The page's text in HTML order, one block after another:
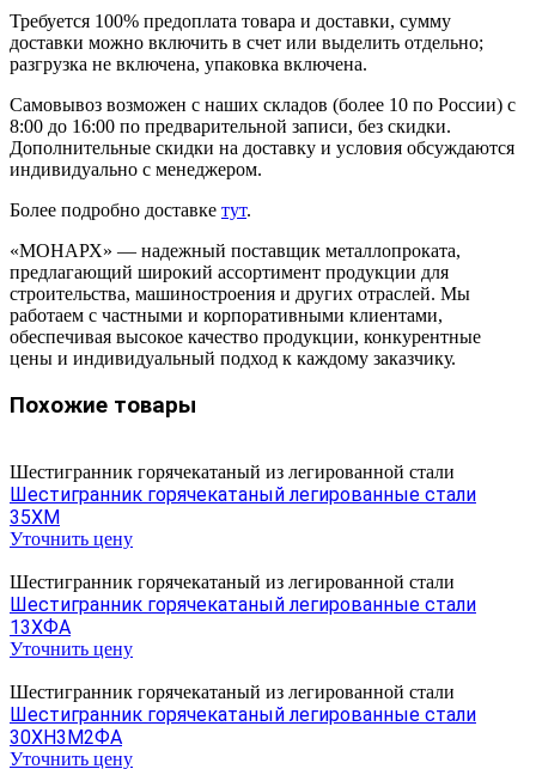
Требуется 100% предоплата товара и доставки, сумму
доставки можно включить в счет или выделить отдельно;
разгрузка не включена, упаковка включена.
Самовывоз возможен с наших складов (более 10 по России) с
8:00 до 16:00 по предварительной записи, без скидки.
Дополнительные скидки на доставку и условия обсуждаются
индивидуально с менеджером.
Более подробно доставке тут.
«МОНАРХ» — надежный поставщик металлопроката,
предлагающий широкий ассортимент продукции для
строительства, машиностроения и других отраслей. Мы
работаем с частными и корпоративными клиентами,
обеспечивая высокое качество продукции, конкурентные
цены и индивидуальный подход к каждому заказчику.
Похожие товары
Шестигранник горячекатаный из легированной стали
Шестигранник горячекатаный легированные стали
35ХМ
Уточнить цену
Шестигранник горячекатаный из легированной стали
Шестигранник горячекатаный легированные стали
13ХФА
Уточнить цену
Шестигранник горячекатаный из легированной стали
Шестигранник горячекатаный легированные стали
30ХН3М2ФА
Уточнить цену